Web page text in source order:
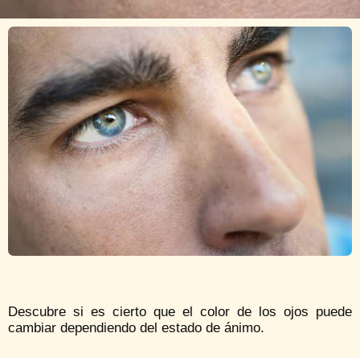
Descubre si es cierto que el color de los ojos puede
cambiar dependiendo del estado de ánimo.